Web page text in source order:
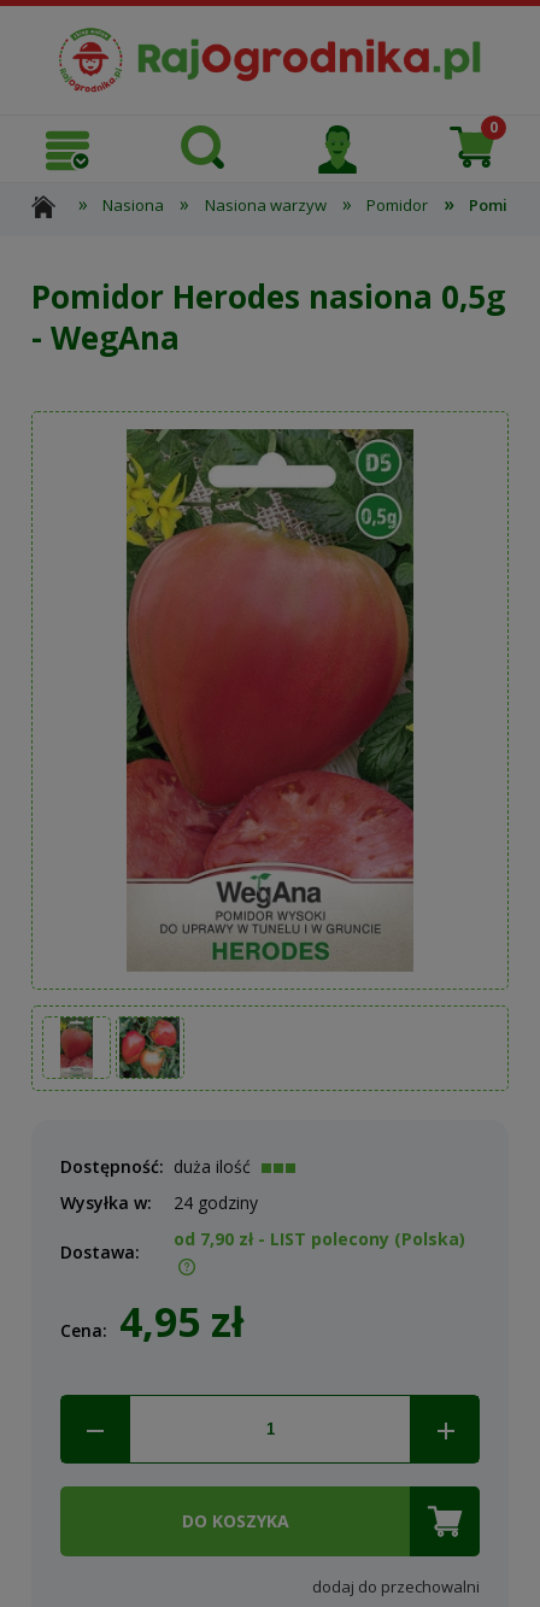
» Nasiona » Nasiona warzyw » Pomidor » Pomidor
Pomidor Herodes nasiona 0,5g
- WegAna
Dostępność: duża ilość
Wysyłka w:
24 godziny
Dostawa:
od 7,90 zł - LIST polecony (Polska)
Cena: 4,95 zł
DO KOSZYKA
dodaj do przechowalni